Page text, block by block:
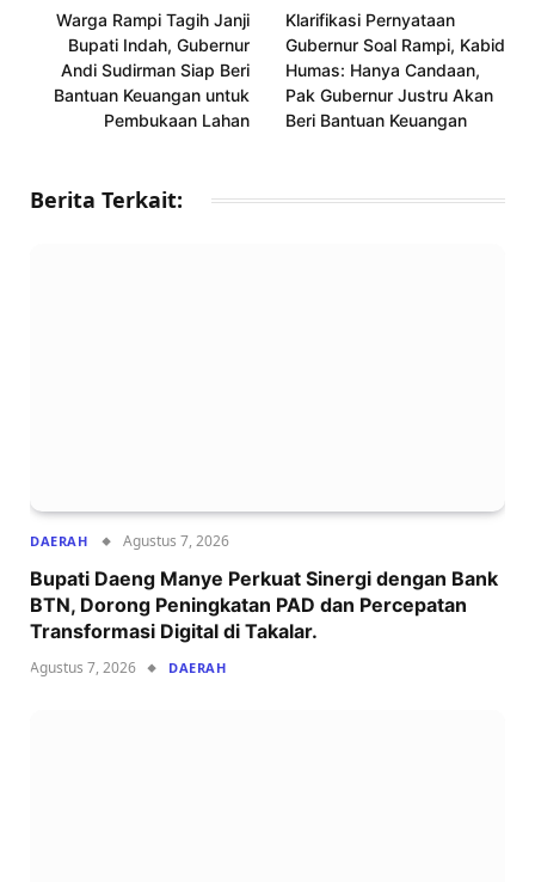
Warga Rampi Tagih Janji
Bupati Indah, Gubernur
Andi Sudirman Siap Beri
Bantuan Keuangan untuk
Pembukaan Lahan
Klarifikasi Pernyataan
Gubernur Soal Rampi, Kabid
Humas: Hanya Candaan,
Pak Gubernur Justru Akan
Beri Bantuan Keuangan
Berita Terkait:
DAERAH Agustus 7, 2026
Bupati Daeng Manye Perkuat Sinergi dengan Bank
BTN, Dorong Peningkatan PAD dan Percepatan
Transformasi Digital di Takalar.
Agustus 7, 2026 DAERAH